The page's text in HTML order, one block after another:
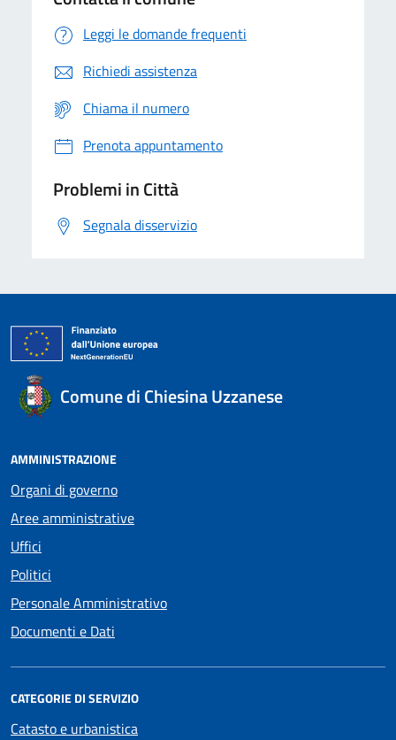
Leggi le domande frequenti
Richiedi assistenza
Chiama il numero
Prenota appuntamento
Problemi in Città
Segnala disservizio
Comune di Chiesina Uzzanese
AMMINISTRAZIONE
Organi di governo
Aree amministrative
Uffici
Politici
Personale Amministrativo
Documenti e Dati
CATEGORIE DI SERVIZIO
Catasto e urbanistica